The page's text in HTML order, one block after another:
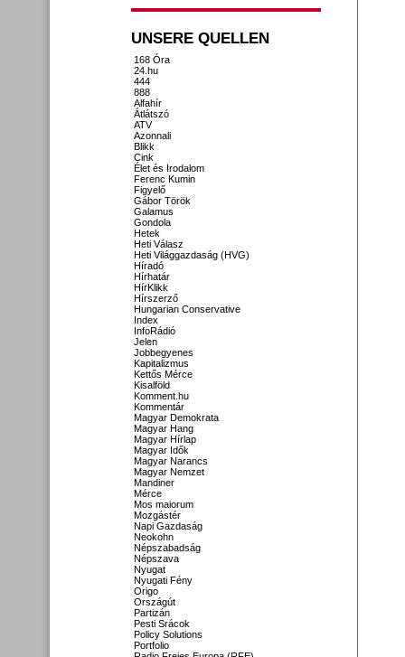
UNSERE QUELLEN
168 Óra
24.hu
444
888
Alfahír
Átlátszó
ATV
Azonnali
Blikk
Cink
Élet és Irodalom
Ferenc Kumin
Figyelő
Gábor Török
Galamus
Gondola
Hetek
Heti Válasz
Heti Világgazdaság (HVG)
Híradó
Hírhatár
HírKlikk
Hírszerző
Hungarian Conservative
Index
InfoRádió
Jelen
Jobbegyenes
Kapitalizmus
Kettős Mérce
Kisalföld
Komment.hu
Kommentár
Magyar Demokrata
Magyar Hang
Magyar Hírlap
Magyar Idők
Magyar Narancs
Magyar Nemzet
Mandiner
Mérce
Mos maiorum
Mozgástér
Napi Gazdaság
Neokohn
Népszabadság
Népszava
Nyugat
Nyugati Fény
Origo
Országút
Partizán
Pesti Srácok
Policy Solutions
Portfolio